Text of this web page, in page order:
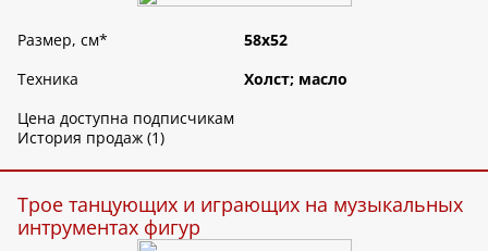
Размер, см*
58х52
Техника
Холст; масло
Цена доступна подписчикам
История продаж (1)
Трое танцующих и играющих на музыкальных
интрументах фигур